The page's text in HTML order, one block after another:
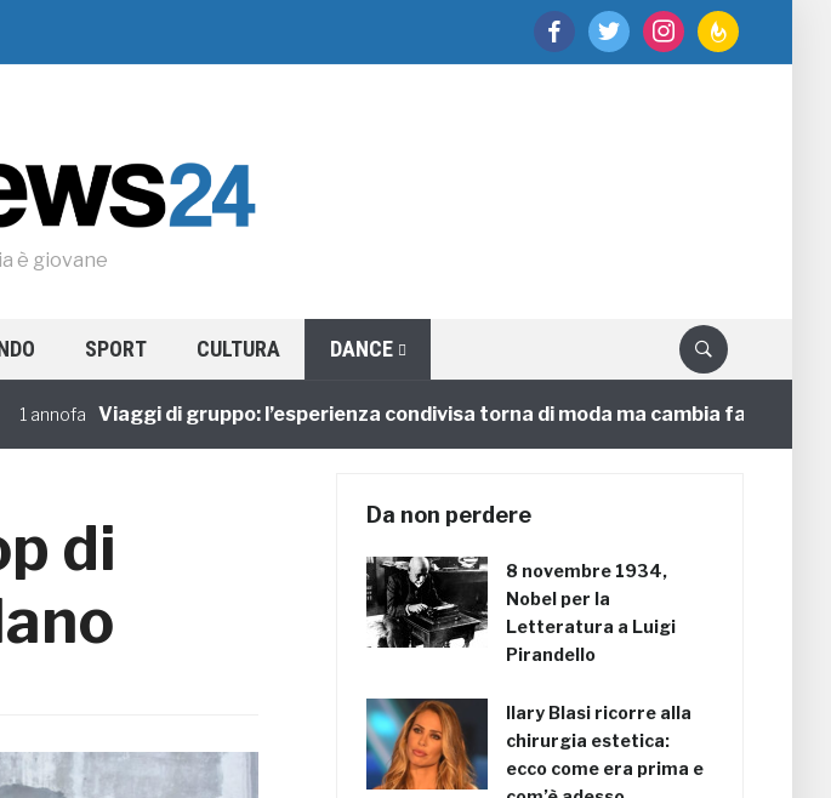
facebooktwitter instagramfeedburner
è giovane
SPORT CULTURA DANCE
Viaggi di gruppo: l’esperienza condivisa torna di moda ma cambia faccia
di
Da non perdere
8 novembre 1934,
Nobel per la
Letteratura a Luigi
Pirandello
Ilary Blasi ricorre alla
chirurgia estetica:
ecco come era prima e